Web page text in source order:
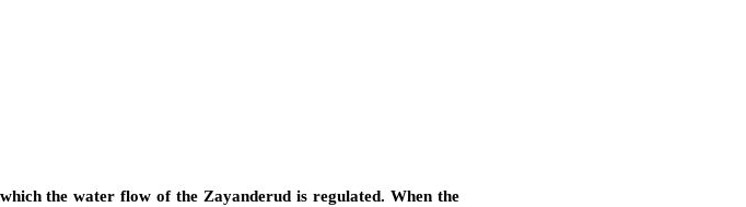
the water flow of the Zayanderud is regulated. When the